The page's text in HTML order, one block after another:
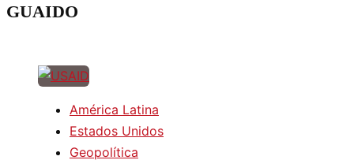
GUAIDO
América Latina
Estados Unidos
Geopolítica